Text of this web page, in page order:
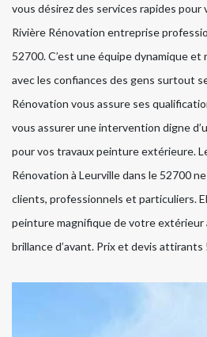
vous désirez des services rapides
Rivière Rénovation entreprise
52700. C’est une équipe dynamique et
avec les confiances des gens surtout
Rénovation vous assure ses
vous assurer une intervention digne
pour vos travaux peinture extérieure.
Rénovation à Leurville dans le 52700
clients, professionnels et particuliers.
peinture magnifique de votre extérieur
brillance d’avant. Prix et devis attirants